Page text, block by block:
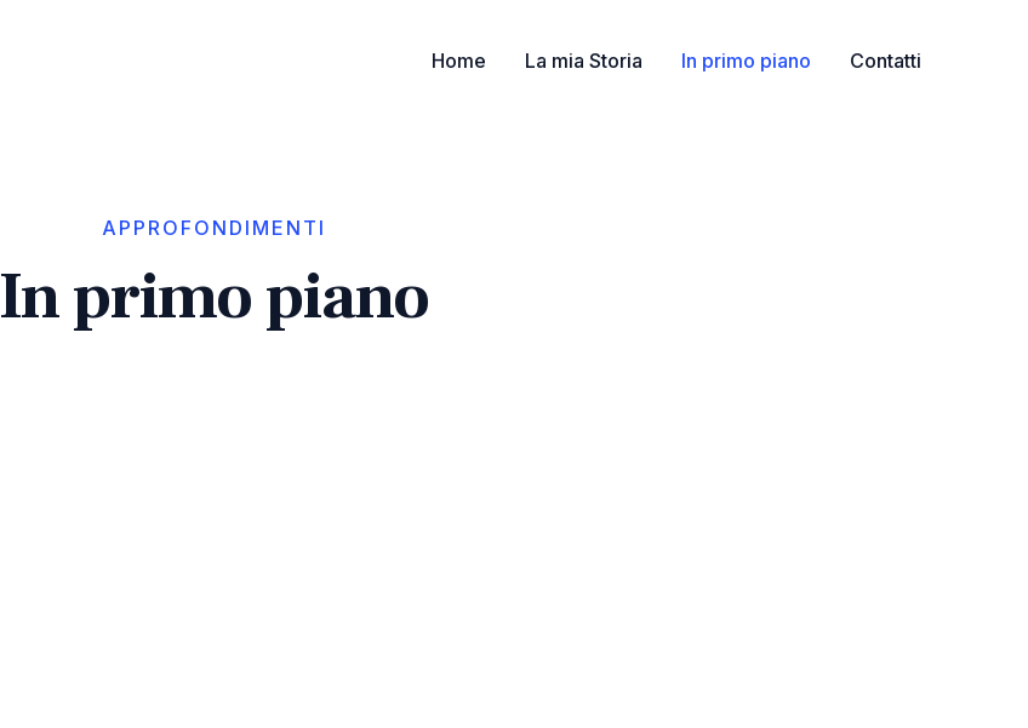
Home La mia Storia In primo piano Contatti
APPROFONDIMENTI
In primo piano